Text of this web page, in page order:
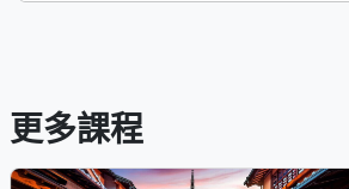
更多課程